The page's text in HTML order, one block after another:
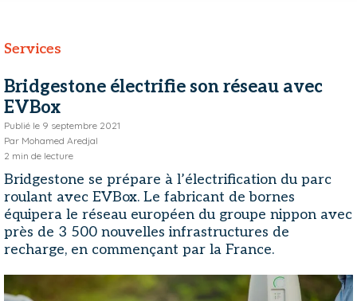
Services
Bridgestone électrifie son réseau avec
EVBox
Publié le 9 septembre 2021
Par Mohamed Aredjal
2 min de lecture
Bridgestone se prépare à l’électrification du parc
roulant avec EVBox. Le fabricant de bornes
équipera le réseau européen du groupe nippon avec
près de 3 500 nouvelles infrastructures de
recharge, en commençant par la France.